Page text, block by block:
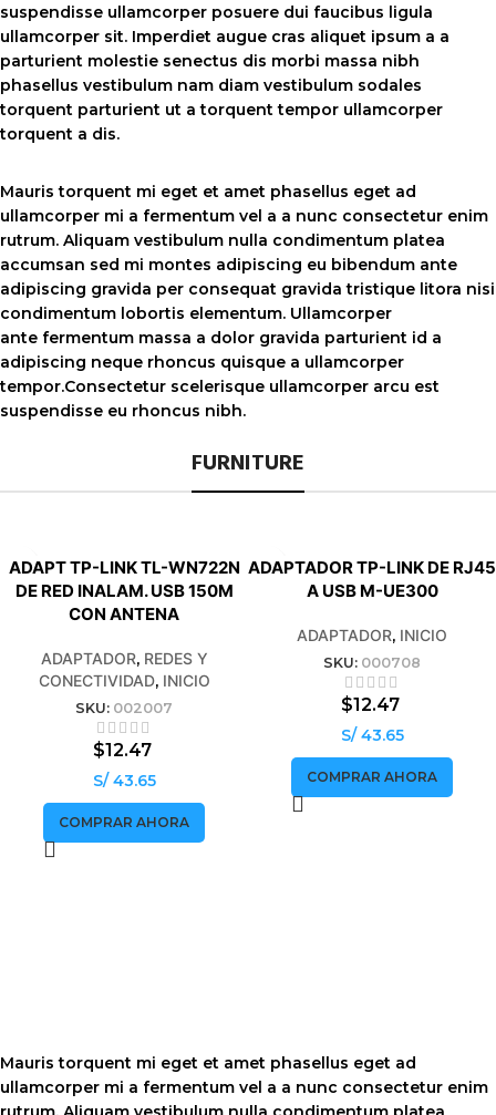
suspendisse ullamcorper posuere dui faucibus ligula
ullamcorper sit. Imperdiet augue cras aliquet ipsum a a
parturient molestie senectus dis morbi massa nibh
phasellus vestibulum nam diam vestibulum sodales
torquent parturient ut a torquent tempor ullamcorper
torquent a dis.
Mauris torquent mi eget et amet phasellus eget ad
ullamcorper mi a fermentum vel a a nunc consectetur enim
rutrum. Aliquam vestibulum nulla condimentum platea
accumsan sed mi montes adipiscing eu bibendum ante
adipiscing gravida per consequat gravida tristique litora nisi
condimentum lobortis elementum. Ullamcorper
ante fermentum massa a dolor gravida parturient id a
adipiscing neque rhoncus quisque a ullamcorper
tempor.Consectetur scelerisque ullamcorper arcu est
suspendisse eu rhoncus nibh.
FURNITURE
ADAPT TP-LINK TL-WN722N
DE RED INALAM. USB 150M
CON ANTENA
ADAPTADOR, REDES Y
CONECTIVIDAD, INICIO
SKU: 002007
$12.47
S/ 43.65
COMPRAR AHORA
ADAPTADOR TP-LINK DE RJ45
A USB M-UE300
ADAPTADOR, INICIO
SKU: 000708
$12.47
S/ 43.65
COMPRAR AHORA
Mauris torquent mi eget et amet phasellus eget ad
ullamcorper mi a fermentum vel a a nunc consectetur enim